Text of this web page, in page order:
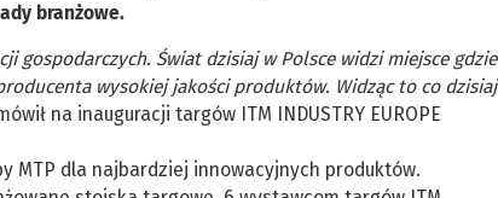
branżowe.
gospodarczych. Świat dzisiaj w Polsce widzi miejsce gdzie
wysokiej jakości produktów. Widząc to co dzisiaj
na inauguracji targów ITM INDUSTRY EUROPE
MTP dla najbardziej innowacyjnych produktów.